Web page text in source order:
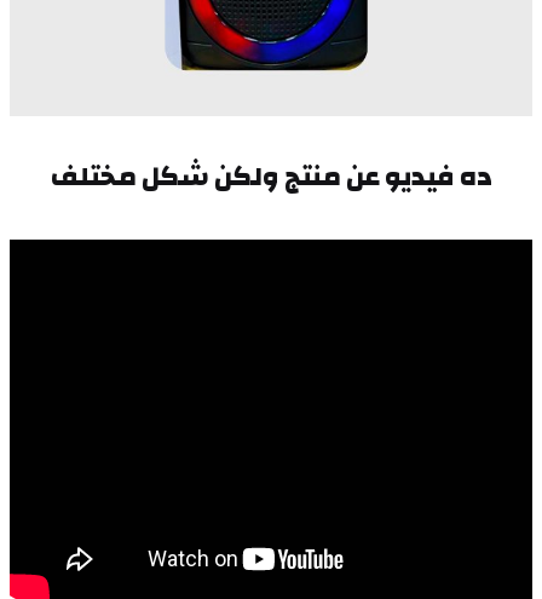
ده فيديو عن منتج ولكن شكل مختلف